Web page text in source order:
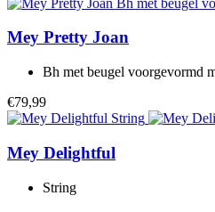
Mey Pretty Joan
Bh met beugel voorgevormd
€79,99
Mey Delightful
String